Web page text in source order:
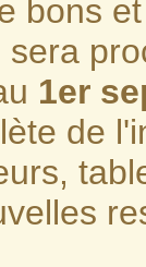
bons
1er
de